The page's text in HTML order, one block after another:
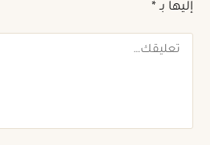
إليها بـ*
تعليقك